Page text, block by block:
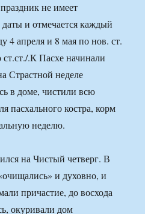
не имеет
и отмечается каждый
4 апреля и 8 мая по нов. ст.
.К Пасхе начинали
Страстной неделе
в доме, чистили всю
пасхального костра, корм
неделю.
на Чистый четверг. В
и духовно, и
причастие, до восхода
окуривали дом